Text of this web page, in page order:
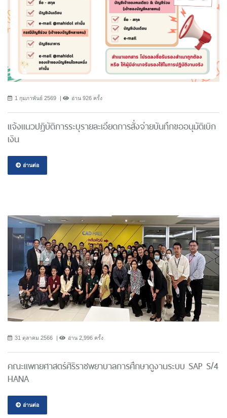
1 กุมภาพันธ์ 2569 อ่าน 926 ครั้ง
แจ้งแนวปฎิบัติการระบุรายละเอียดการสั่งจ่ายบันทึกขออนุมัติเบิก
เงิน
อ่านต่อ
31 ตุลาคม 2566 อ่าน 2,996 ครั้ง
คณะแพทยศาสตร์ศิริราชพยาบาลการศึกษาดูงานระบบ SAP S/4
HANA
อ่านต่อ